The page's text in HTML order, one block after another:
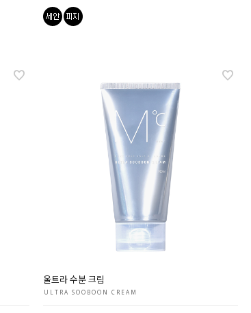
울트라 수분 크림
ULTRA SOOBOON CREAM